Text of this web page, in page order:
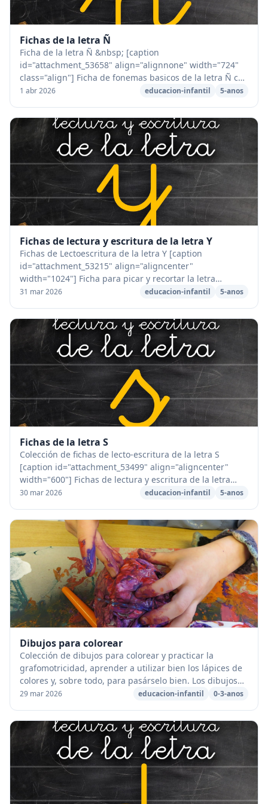
Fichas de la letra Ñ
Ficha de la letra Ñ &nbsp; [caption
id="attachment_53658" align="alignnone" width="724"
class="align"] Ficha de fonemas basicos de la letra Ñ con
PAUTA Montessori[/caption] [caption id="attachment_5...
1 abr 2026 educacion-infantil 5-anos
Fichas de lectura y escritura de la letra Y
Fichas de Lectoescritura de la letra Y [caption
id="attachment_53215" align="aligncenter"
width="1024"] Ficha para picar y recortar la letra
Y[/caption] [caption id="attachment_53148"
31 mar 2026 educacion-infantil 5-anos
Fichas de la letra S
Colección de fichas de lecto-escritura de la letra S
[caption id="attachment_53499" align="aligncenter"
width="600"] Fichas de lectura y escritura de la letra
S[/caption] Ficha de lectura de palabras ...
30 mar 2026 educacion-infantil 5-anos
Dibujos para colorear
Colección de dibujos para colorear y practicar la
grafomotricidad, aprender a utilizar bien los lápices de
colores y, sobre todo, para pasárselo bien. Los dibujos
están listos para imprimir en papel, ...
29 mar 2026 educacion-infantil 0-3-anos